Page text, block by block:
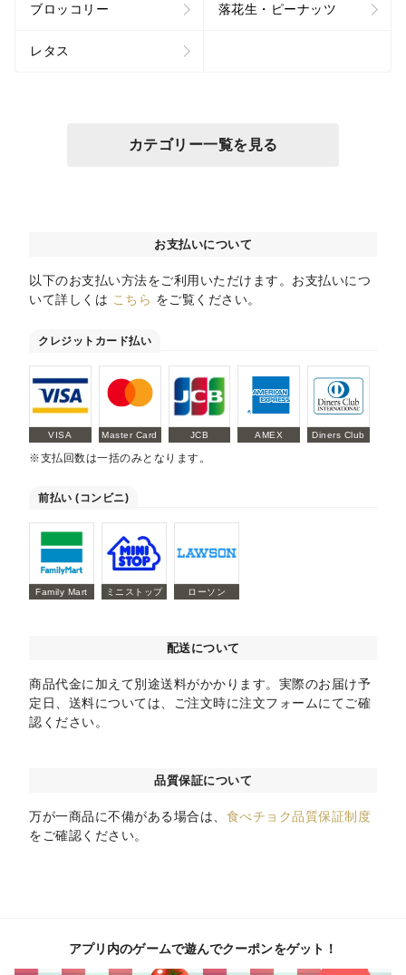
ブロッコリー 落花生・ピーナッツ
レタス
カテゴリー一覧を見る
お支払いについて
以下のお支払い方法をご利用いただけます。お支払いにつ
いて詳しくは こちら をご覧ください。
クレジットカード払い
VISA Master Card JCB AMEX Diners Club
※支払回数は一括のみとなります。
前払い (コンビニ)
Family Mart ミニストップ ローソン
配送について
商品代金に加えて別途送料がかかります。実際のお届け予
定日、送料については、ご注文時に注文フォームにてご確
認ください。
品質保証について
万が一商品に不備がある場合は、 食べチョク品質保証制度
をご確認ください。
アプリ内のゲームで遊んでクーポンをゲット！